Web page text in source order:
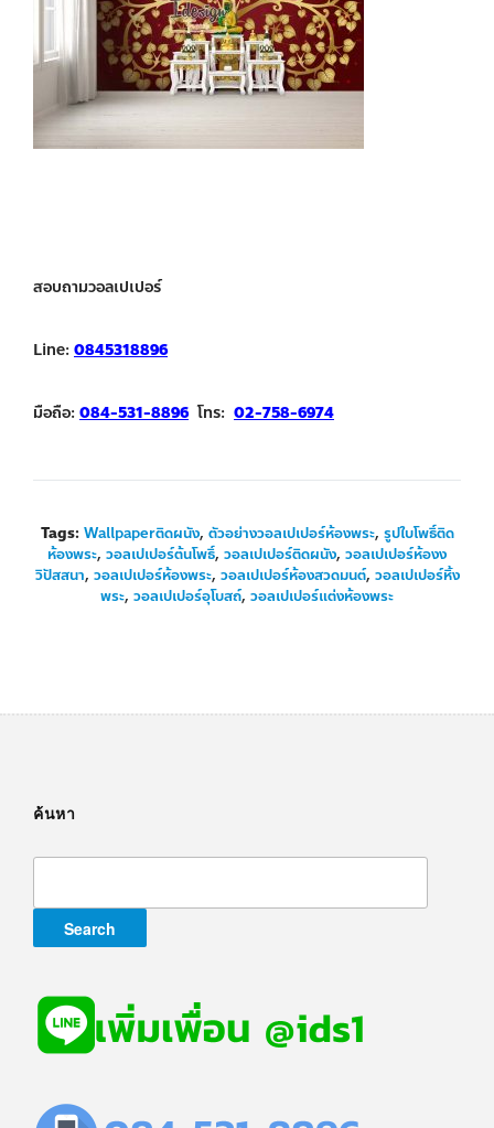
สอบถามวอลเปเปอร์
Line: 0845318896
มือถือ: 084-531-8896 โทร: 02-758-6974
Tags: Wallpaperติดผนัง, ตัวอย่างวอลเปเปอร์ห้องพระ, รูปใบโพธิ์ติด
ห้องพระ, วอลเปเปอร์ต้นโพธิ์, วอลเปเปอร์ติดผนัง, วอลเปเปอร์ห้องง
วิปัสสนา, วอลเปเปอร์ห้องพระ, วอลเปเปอร์ห้องสวดมนต์, วอลเปเปอร์หิ้ง
พระ, วอลเปเปอร์อุโบสถ์, วอลเปเปอร์แต่งห้องพระ
ค้นหา